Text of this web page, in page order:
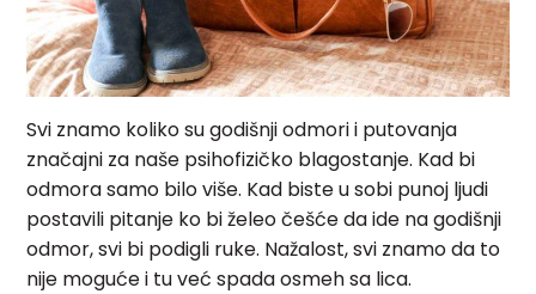
Svi znamo koliko su godišnji odmori i putovanja
značajni za naše psihofizičko blagostanje. Kad bi
odmora samo bilo više. Kad biste u sobi punoj ljudi
postavili pitanje ko bi želeo češće da ide na godišnji
odmor, svi bi podigli ruke. Nažalost, svi znamo da to
nije moguće i tu već spada osmeh sa lica.